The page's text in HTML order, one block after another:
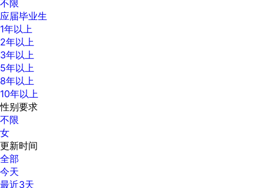
不限
应届毕业生
1年以上
2年以上
3年以上
5年以上
8年以上
10年以上
性别要求
不限
女
更新时间
全部
今天
最近3天